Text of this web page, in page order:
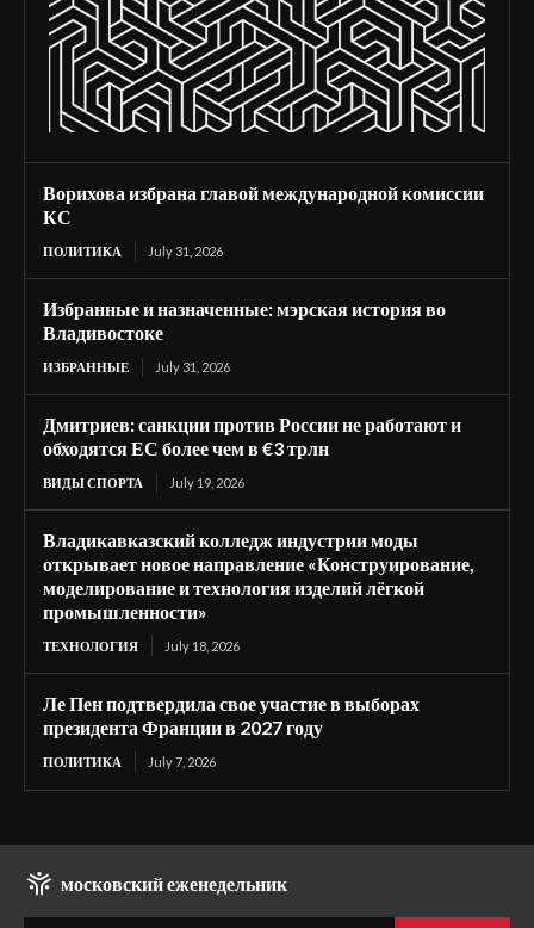
Ворихова избрана главой международной комиссии
КС
ПОЛИТИКА July 31, 2026
Избранные и назначенные: мэрская история во
Владивостоке
ИЗБРАННЫЕ July 31, 2026
Дмитриев: санкции против России не работают и
обходятся ЕС более чем в €3 трлн
ВИДЫ СПОРТА July 19, 2026
Владикавказский колледж индустрии моды
открывает новое направление «Конструирование,
моделирование и технология изделий лёгкой
промышленности»
ТЕХНОЛОГИЯ July 18, 2026
Ле Пен подтвердила свое участие в выборах
президента Франции в 2027 году
ПОЛИТИКА July 7, 2026
московский еженедельник